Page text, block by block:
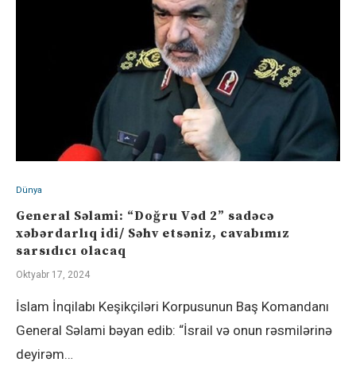
Dünya
General Səlami: “Doğru Vəd 2” sadəcə
xəbərdarlıq idi/ Səhv etsəniz, cavabımız
sarsıdıcı olacaq
Oktyabr 17, 2024
İslam İnqilabı Keşikçiləri Korpusunun Baş Komandanı
General Səlami bəyan edib: “İsrail və onun rəsmilərinə
deyirəm…